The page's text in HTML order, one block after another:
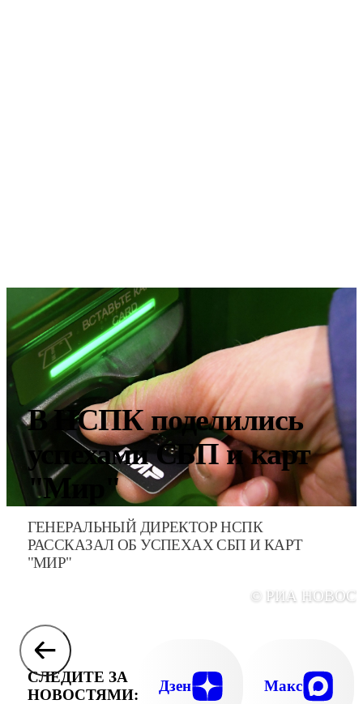
В НСПК поделились
успехами СБП и карт
"Мир"
ГЕНЕРАЛЬНЫЙ ДИРЕКТОР НСПК
РАССКАЗАЛ ОБ УСПЕХАХ СБП И КАРТ
"МИР"
© РИА
СЛЕДИТЕ ЗА
НОВОСТЯМИ:
Дзен Макс